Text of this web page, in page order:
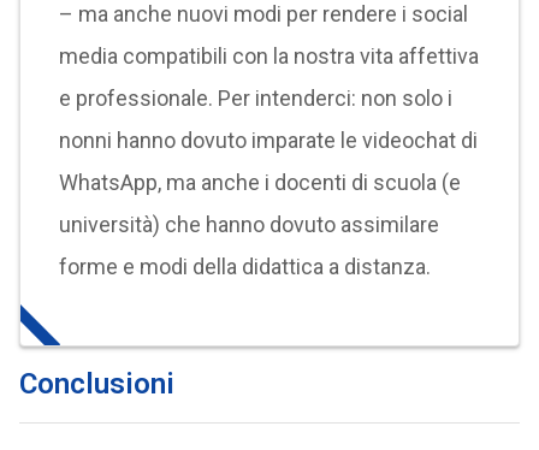
– ma anche nuovi modi per rendere i social
media compatibili con la nostra vita affettiva
e professionale. Per intenderci: non solo i
nonni hanno dovuto imparate le videochat di
WhatsApp, ma anche i docenti di scuola (e
università) che hanno dovuto assimilare
forme e modi della didattica a distanza.
Conclusioni